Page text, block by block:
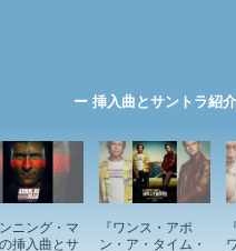
ー 挿入曲とサントラ紹
ニング・マ
挿入曲とサ
『ワンス・アポ
ン・ア・タイム・